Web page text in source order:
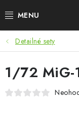
na
BLOG
SUMMER DAYS
WARHAMMER
Detailné sety
1/72 MiG-